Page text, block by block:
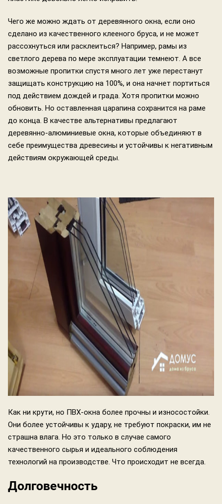
Чего же можно ждать от деревянного окна, если оно
сделано из качественного клееного бруса, и не может
рассохнуться или расклеиться? Например, рамы из
светлого дерева по мере эксплуатации темнеют. А все
возможные пропитки спустя много лет уже перестанут
защищать конструкцию на 100%, и она начнет портиться
под действием дождей и града. Хотя пропитки можно
обновить. Но оставленная царапина сохранится на раме
до конца. В качестве альтернативы предлагают
деревянно-алюминиевые окна, которые объединяют в
себе преимущества древесины и устойчивы к негативным
действиям окружающей среды.
Как ни крути, но ПВХ-окна более прочны и износостойки.
Они более устойчивы к удару, не требуют покраски, им не
страшна влага. Но это только в случае самого
качественного сырья и идеального соблюдения
технологий на производстве. Что происходит не всегда.
Долговечность